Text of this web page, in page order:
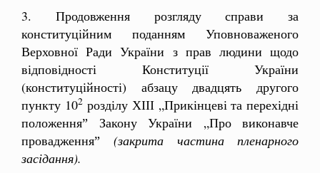
3. Продовження розгляду справи за
конституційним поданням Уповноваженого
Верховної Ради України з прав людини щодо
відповідності Конституції України
(конституційності) абзацу двадцять другого
пункту 102розділу ХІІІ „Прикінцеві та перехідні
положенняˮ Закону України „Про виконавче
провадженняˮ(закрита частина пленарного
засідання).